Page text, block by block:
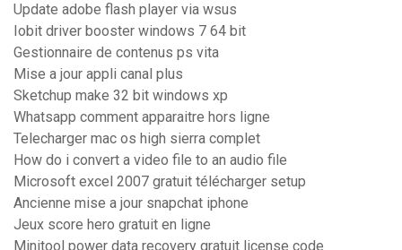
Update adobe flash player via wsus
Iobit driver booster windows 7 64 bit
Gestionnaire de contenus ps vita
Mise a jour appli canal plus
Sketchup make 32 bit windows xp
Whatsapp comment apparaitre hors ligne
Telecharger mac os high sierra complet
How do i convert a video file to an audio file
Microsoft excel 2007 gratuit télécharger setup
Ancienne mise a jour snapchat iphone
Jeux score hero gratuit en ligne
Minitool power data recovery gratuit license code